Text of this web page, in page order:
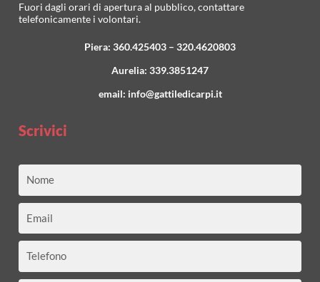
Fuori dagli orari di apertura al pubblico, contattare
telefonicamente i volontari.
Piera: 360.425403 – 320.4620803
Aurelia: 339.3851247
email: info@gattiledicarpi.it
Scrivici